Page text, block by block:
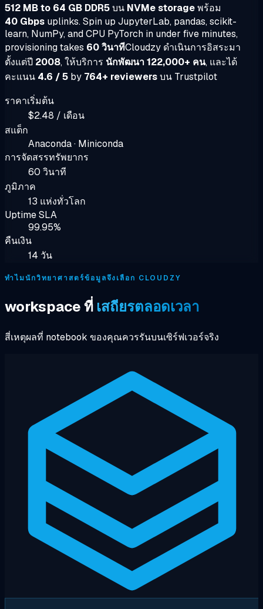
512 MB to 64 GB DDR5บน NVMe storageพร้อม
40 Gbps uplinks. Spin up JupyterLab, pandas, scikit-
learn, NumPy, and CPU PyTorch in under five minutes,
provisioning takes 60 วินาทีCloudzy ดำเนินการอิสระมา
ตั้งแต่ปี 2008, ให้บริการ นักพัฒนา 122,000+ คน, และได้
คะแนน 4.6 / 5 by 764+ reviewersบน Trustpilot
ราคาเริ่มต้น
$2.48 / เดือน
สแต็ก
Anaconda · Miniconda
การจัดสรรทรัพยากร
60 วินาที
ภูมิภาค
13 แห่งทั่วโลก
Uptime SLA
99.95%
คืนเงิน
14 วัน
ทำไมนักวิทยาศาสตร์ข้อมูลจึงเลือก CLOUDZY
workspace ที่ เสถียรตลอดเวลา
สี่เหตุผลที่ notebook ของคุณควรรันบนเซิร์ฟเวอร์จริง